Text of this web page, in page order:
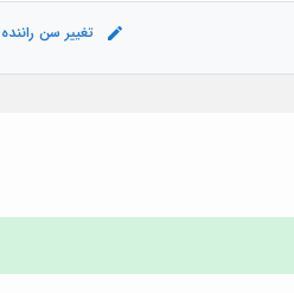
تغییر سن راننده